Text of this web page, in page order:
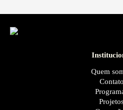
Quem
Contato